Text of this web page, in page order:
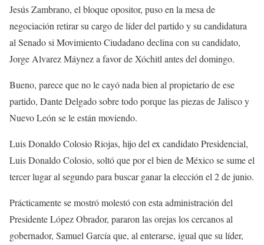
Jesús Zambrano, el bloque opositor, puso en la mesa de
negociación retirar su cargo de líder del partido y su candidatura
al Senado si Movimiento Ciudadano declina con su candidato,
Jorge Alvarez Máynez a favor de Xóchitl antes del domingo.
Bueno, parece que no le cayó nada bien al propietario de ese
partido, Dante Delgado sobre todo porque las piezas de Jalisco y
Nuevo León se le están moviendo.
Luis Donaldo Colosio Riojas, hijo del ex candidato Presidencial,
Luis Donaldo Colosio, soltó que por el bien de México se sume el
tercer lugar al segundo para buscar ganar la elección el 2 de junio.
Prácticamente se mostró molestó con esta administración del
Presidente López Obrador, pararon las orejas los cercanos al
gobernador, Samuel García que, al enterarse, igual que su líder,